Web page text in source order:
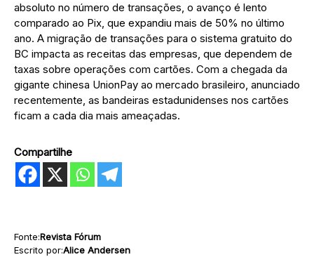
absoluto no número de transações, o avanço é lento
comparado ao Pix, que expandiu mais de 50% no último
ano. A migração de transações para o sistema gratuito do
BC impacta as receitas das empresas, que dependem de
taxas sobre operações com cartões. Com a chegada da
gigante chinesa UnionPay ao mercado brasileiro, anunciado
recentemente, as bandeiras estadunidenses nos cartões
ficam a cada dia mais ameaçadas.
Compartilhe
Fonte:Revista Fórum
Escrito por:Alice Andersen